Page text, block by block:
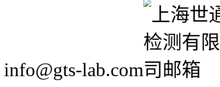
info@gts-lab.com